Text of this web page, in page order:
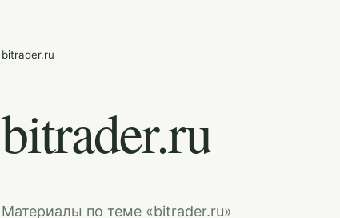
bitrader.ru
bitrader.ru
Материалы по теме «bitrader.ru»